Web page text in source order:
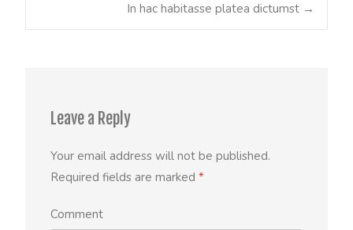
Post navigation
In hac habitasse platea dictumst →
Leave a Reply
Your email address will not be published.
Required fields are marked *
Comment